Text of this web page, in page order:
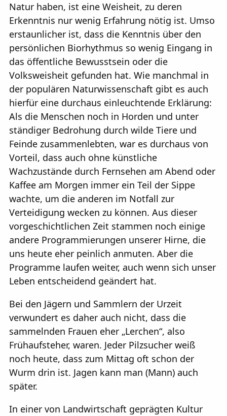
Natur haben, ist eine Weisheit, zu deren
Erkenntnis nur wenig Erfahrung nötig ist. Umso
erstaunlicher ist, dass die Kenntnis über den
persönlichen Biorhythmus so wenig Eingang in
das öffentliche Bewusstsein oder die
Volksweisheit gefunden hat. Wie manchmal in
der populären Naturwissenschaft gibt es auch
hierfür eine durchaus einleuchtende Erklärung:
Als die Menschen noch in Horden und unter
ständiger Bedrohung durch wilde Tiere und
Feinde zusammenlebten, war es durchaus von
Vorteil, dass auch ohne künstliche
Wachzustände durch Fernsehen am Abend oder
Kaffee am Morgen immer ein Teil der Sippe
wachte, um die anderen im Notfall zur
Verteidigung wecken zu können. Aus dieser
vorgeschichtlichen Zeit stammen noch einige
andere Programmierungen unserer Hirne, die
uns heute eher peinlich anmuten. Aber die
Programme laufen weiter, auch wenn sich unser
Leben entscheidend geändert hat.
Bei den Jägern und Sammlern der Urzeit
verwundert es daher auch nicht, dass die
sammelnden Frauen eher „Lerchen“, also
Frühaufsteher, waren. Jeder Pilzsucher weiß
noch heute, dass zum Mittag oft schon der
Wurm drin ist. Jagen kann man (Mann) auch
später.
In einer von Landwirtschaft geprägten Kultur